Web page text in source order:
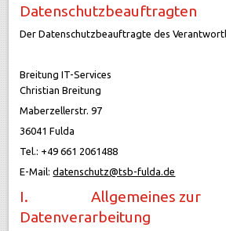
Datenschutzbeauftragten
Der Datenschutzbeauftragte des
Breitung IT-Services
Christian Breitung
Maberzellerstr. 97
36041 Fulda
Tel.: +49 661 2061488
E-Mail:datenschutz@tsb-fulda.de
I. Allgemeines zur
Datenverarbeitung